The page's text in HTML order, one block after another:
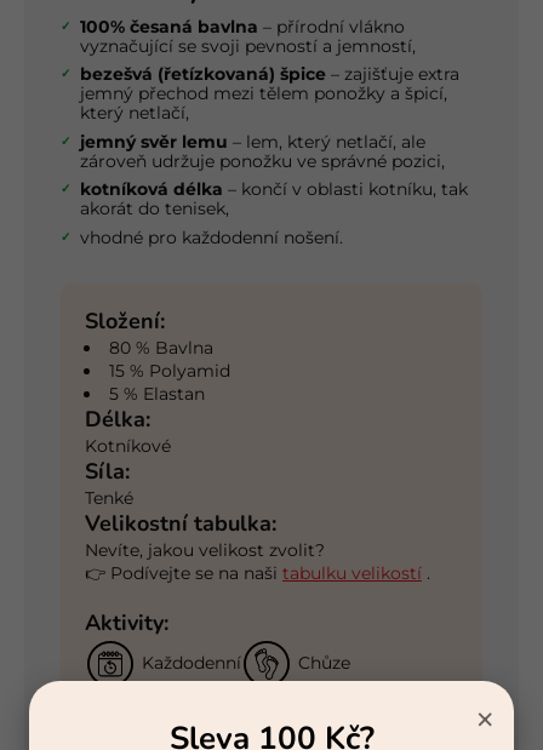
100% česaná bavlna – přírodní vlákno
vyznačující se svoji pevností a jemností,
bezešvá (řetízkovaná) špice – zajišťuje extra
jemný přechod mezi tělem ponožky a špicí,
který netlačí,
jemný svěr lemu – lem, který netlačí, ale
zároveň udržuje ponožku ve správné pozici,
kotníková délka – končí v oblasti kotníku, tak
akorát do tenisek,
vhodné pro každodenní nošení.
Složení:
80 % Bavlna
15 % Polyamid
5 % Elastan
Délka:
Kotníkové
Síla:
Tenké
Velikostní tabulka:
Nevíte, jakou velikost zvolit?
👉 Podívejte se na naši tabulku velikostí .
Aktivity:
Každodenní Chůze
×
Sleva 100 Kč?